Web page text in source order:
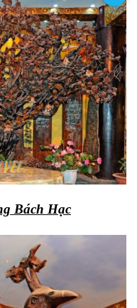
Bách Hạc